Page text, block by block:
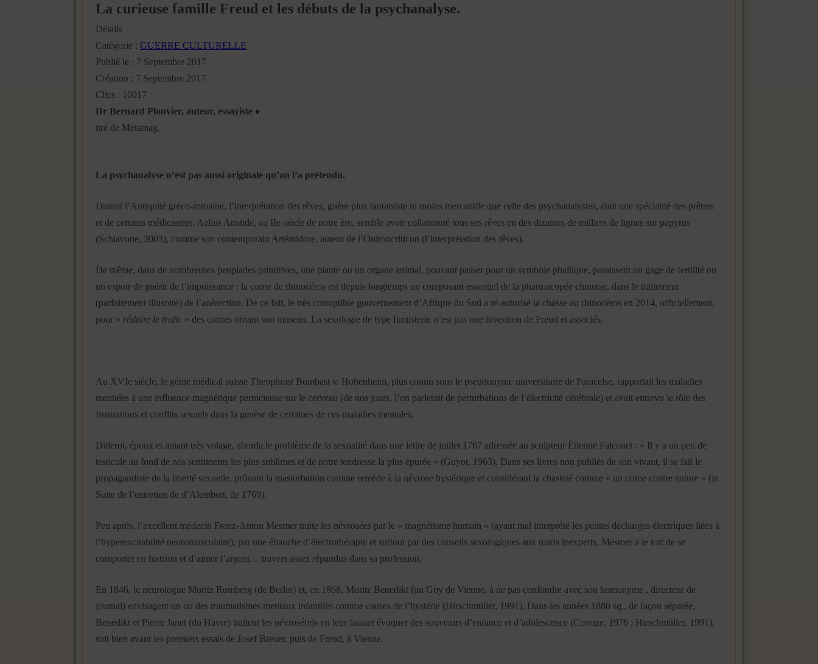
La curieuse famille Freud et les débuts de la psychanalyse.
Détails
Catégorie : GUERRE CULTURELLE
Publié le : 7 Septembre 2017
Création : 7 Septembre 2017
Clics : 10017
Dr Bernard Plouvier, auteur, essayiste ♦
tiré de Métamag.
La psychanalyse n’est pas aussi originale qu’on l’a prétendu.
Durant l’Antiquité gréco-romaine, l’interprétation des rêves, guère plus fantaisiste ni moins mercantile que celle des psychanalystes, était une spécialité des prêtres
et de certains médicastres. Aelius Aristide, au IIe siècle de notre ère, semble avoir collationné tous ses rêves en des dizaines de milliers de lignes sur papyrus
(Schiavone, 2003), comme son contemporain Artémidore, auteur de l’Onironcriticon (l’interprétation des rêves).
De même, dans de nombreuses peuplades primitives, une plante ou un organe animal, pouvant passer pour un symbole phallique, paraissent un gage de fertilité ou
un espoir de guérir de l’impuissance : la corne de rhinocéros est depuis longtemps un composant essentiel de la pharmacopée chinoise, dans le traitement
(parfaitement illusoire) de l’anérection. De ce fait, le très corruptible gouvernement d’Afrique du Sud a ré-autorisé la chasse au rhinocéros en 2014, officiellement,
pour « réduire le trafic » des cornes ornant son museau. La sexologie de type fumisterie n’est pas une invention de Freud et associés.
Au XVIe siècle, le génie médical suisse Theophrast Bombast v. Hohenheim, plus connu sous le pseudonyme universitaire de Paracelse, rapportait les maladies
mentales à une influence magnétique pernicieuse sur le cerveau (de nos jours, l’on parlerait de perturbations de l’électricité cérébrale) et avait entrevu le rôle des
frustrations et conflits sexuels dans la genèse de certaines de ces maladies mentales.
Diderot, époux et amant très volage, aborda le problème de la sexualité dans une lettre de juillet 1767 adressée au sculpteur Étienne Falconet : « Il y a un peu de
testicule au fond de nos sentiments les plus sublimes et de notre tendresse la plus épurée » (Guyot, 1963). Dans ses livres non publiés de son vivant, il se fait le
propagandiste de la liberté sexuelle, prônant la masturbation comme remède à la névrose hystérique et considérant la chasteté comme « un crime contre nature » (in
Suite de l’entretien de d’Alembert, de 1769).
Peu après, l’excellent médecin Franz-Anton Mesmer traite les névrosées par le « magnétisme humain » (ayant mal interprété les petites décharges électriques liées à
l’hyperexcitabilité neuromusculaire), par une ébauche d’électrothérapie et surtout par des conseils sexologiques aux maris inexperts. Mesmer a le tort de se
comporter en histrion et d’aimer l’argent… travers assez répandus dans sa profession.
En 1846, le neurologue Moritz Romberg (de Berlin) et, en 1868, Moritz Benedikt (un Goy de Vienne, à ne pas confondre avec son homonyme , directeur de
journal) envisagent un ou des traumatismes mentaux infantiles comme causes de l’hystérie (Hirschmüller, 1991). Dans les années 1880 sq., de façon séparée,
Benedikt et Pierre Janet (du Havre) traitent les névrosé(e)s en leur faisant évoquer des souvenirs d’enfance et d’adolescence (Corraze, 1976 ; Hirschmüller, 1991),
soit bien avant les premiers essais de Josef Breuer, puis de Freud, à Vienne.